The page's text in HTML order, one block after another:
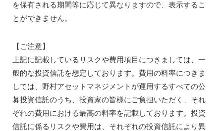
を保有される期間等に応じて異なりますので、表示するこ
とができません。
【ご注意】
上記に記載しているリスクや費用項目につきましては、一
般的な投資信託を想定しております。費用の料率につきま
しては、野村アセットマネジメントが運用するすべての公
募投資信託のうち、投資家の皆様にご負担いただく、それ
ぞれの費用における最高の料率を記載しております。投資
信託に係るリスクや費用は、それぞれの投資信託により異